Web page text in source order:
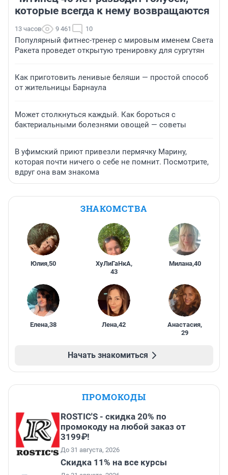
которые всегда к нему возвращаются
13 часов 9 461 10
Популярный фитнес-тренер с мировым именем Света
Ракета проведет открытую тренировку для сургутян
Как приготовить ленивые беляши — простой способ
от жительницы Барнаула
Может столкнуться каждый. Как бороться с
бактериальными болезнями овощей — советы
В уфимский приют привезли пермячку Марину,
которая почти ничего о себе не помнит. Посмотрите,
вдруг она вам знакома
ЗНАКОМСТВА
Юлия,50 ХуЛиГаНкА,
43
Милана,40
Елена,38 Лена,42 Анастасия,
29
Начать знакомиться
ПРОМОКОДЫ
ROSTIC'S - скидка 20% по
промокоду на любой заказ от
3199₽!
До 31 августа, 2026
Скидка 11% на все курсы